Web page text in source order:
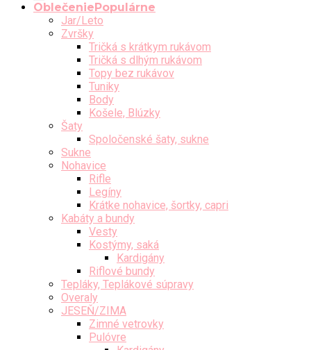
Oblečenie
Jar/Leto
Zvršky
Tričká s krátkym rukávom
Tričká s dlhým rukávom
Topy bez rukávov
Tuniky
Body
Košele, Blúzky
Šaty
Spoločenské šaty, sukne
Sukne
Nohavice
Rifle
Legíny
Krátke nohavice, šortky, capri
Kabáty a bundy
Vesty
Kostýmy, saká
Kardigány
Riflové bundy
Tepláky, Teplákové súpravy
Overaly
JESEŇ/ZIMA
Zimné vetrovky
Pulóvre